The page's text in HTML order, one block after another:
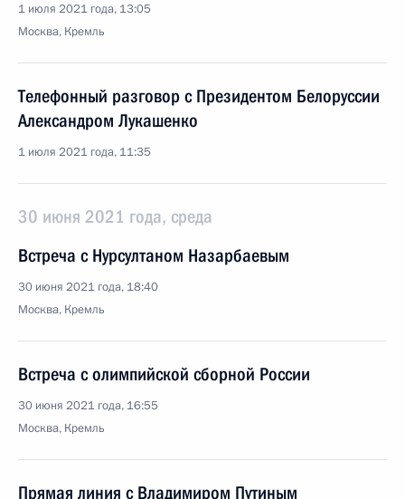
1 июля 2021 года, 13:05
Москва, Кремль
Телефонный разговор с Президентом Белоруссии
Александром Лукашенко
1 июля 2021 года, 11:35
30 июня 2021 года, среда
Встреча с Нурсултаном Назарбаевым
30 июня 2021 года, 18:40
Москва, Кремль
Встреча с олимпийской сборной России
30 июня 2021 года, 16:55
Москва, Кремль
Прямая линия с Владимиром Путиным